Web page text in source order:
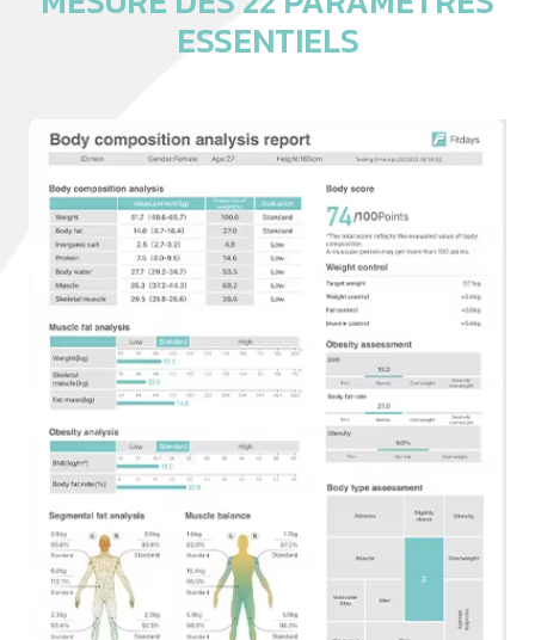
ESSENTIELS